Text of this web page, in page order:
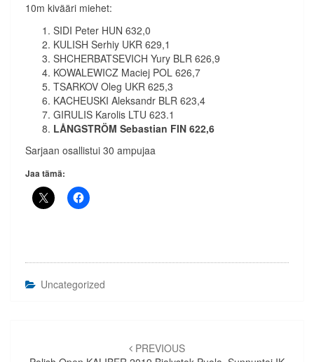
10m kivääri miehet:
SIDI Peter HUN 632,0
KULISH Serhiy UKR 629,1
SHCHERBATSEVICH Yury BLR 626,9
KOWALEWICZ Maciej POL 626,7
TSARKOV Oleg UKR 625,3
KACHEUSKI Aleksandr BLR 623,4
GIRULIS Karolis LTU 623.1
LÅNGSTRÖM Sebastian FIN 622,6
Sarjaan osallistui 30 ampujaa
Jaa tämä:
Uncategorized
selaus
PREVIOUS